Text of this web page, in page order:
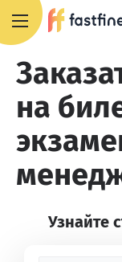
на
Узнайте